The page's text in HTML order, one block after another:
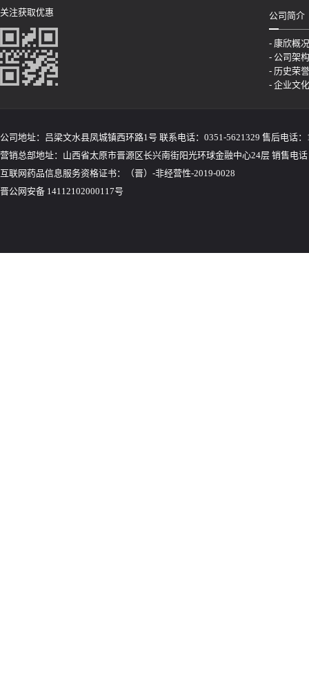
关注获取优惠 公司简介
- 康欣概况
- 公司架构
- 历史荣誉
- 企业文化
公司地址：吕梁文水县凤城镇西环路1号 联系电话：0351-5621329 售后电话：
营销总部地址：山西省太原市晋源区长兴南街阳光环球金融中心24层 销售电
互联网药品信息服务资格证书：（晋）-非经营性-2019-0028
晋公网安备 14112102000117号